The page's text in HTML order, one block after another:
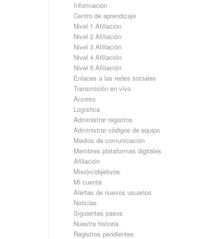
Información
Centro de aprendizaje
Nivel 1 Afiliación
Nivel 2 Afiliación
Nivel 3 Afiliación
Nivel 4 Afiliación
Nivel 5 Afiliación
Enlaces a las redes sociales
Transmisión en vivo
Acceso
Logística
Administrar registros
Administrar códigos de equipo
Medios de comunicación
Membres plataformas digitales
Afiliación
Misión/objetivos
Mi cuenta
Alertas de nuevos usuarios
Noticias
Siguientes pasos
Nuestra historia
Registros pendientes